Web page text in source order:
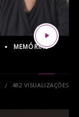
MEMÓRIAS
482 VISUALIZAÇÕES